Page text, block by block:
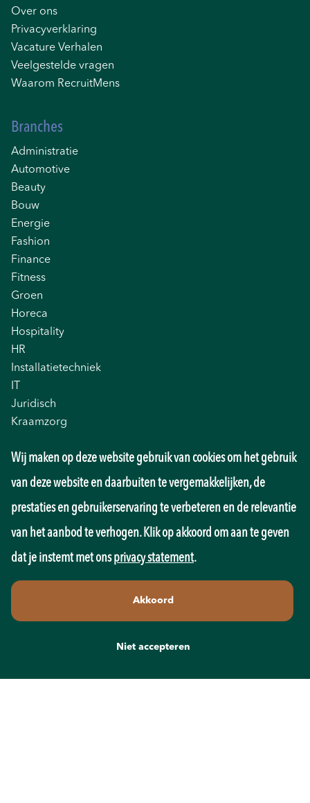
Over ons
Privacyverklaring
Vacature Verhalen
Veelgestelde vragen
Waarom RecruitMens
Branches
Administratie
Automotive
Beauty
Bouw
Energie
Fashion
Finance
Fitness
Groen
Horeca
Hospitality
HR
Installatietechniek
Juridisch
Kraamzorg
Management
Marketing
Overheid
Pedagogiek
Productie
Retail
Sales
Transport
Contact
Wij maken op deze website gebruik van cookies om het gebruik
van deze website en daarbuiten te vergemakkelijken, de
prestaties en gebruikerservaring te verbeteren en de relevantie
van het aanbod te verhogen. Klik op akkoord om aan te geven
dat je instemt met onsprivacy statement.
Akkoord
Niet accepteren